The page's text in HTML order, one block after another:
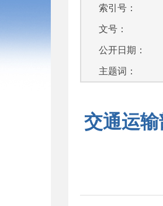
索引号：
文号：
公开日期：
主题词：
交通运